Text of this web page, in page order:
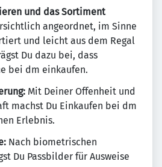
und das Sortiment
angeordnet, im Sinne
und leicht aus dem Regal
Du dazu bei, dass
bei dm einkaufen.
Mit Deiner Offenheit und
machst Du Einkaufen bei dm
Erlebnis.
Nach biometrischen
Du Passbilder für Ausweise